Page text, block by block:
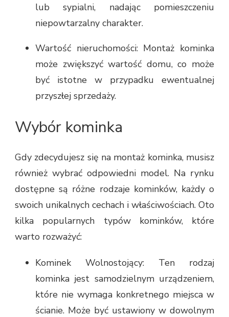
lub sypialni, nadając pomieszczeniu
niepowtarzalny charakter.
Wartość nieruchomości: Montaż kominka
może zwiększyć wartość domu, co może
być istotne w przypadku ewentualnej
przyszłej sprzedaży.
Wybór kominka
Gdy zdecydujesz się na montaż kominka, musisz
również wybrać odpowiedni model. Na rynku
dostępne są różne rodzaje kominków, każdy o
swoich unikalnych cechach i właściwościach. Oto
kilka popularnych typów kominków, które
warto rozważyć:
Kominek Wolnostojący: Ten rodzaj
kominka jest samodzielnym urządzeniem,
które nie wymaga konkretnego miejsca w
ścianie. Może być ustawiony w dowolnym